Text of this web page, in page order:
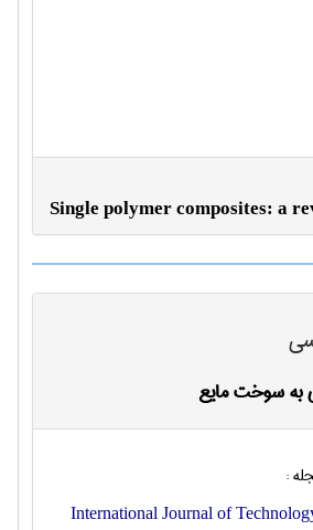
Single polymer composites: a
:
International Journal of